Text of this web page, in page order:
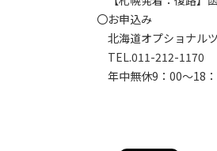
〇お申込み
北海道オプショナル
TEL.011-212-1170
年中無休9：00～18